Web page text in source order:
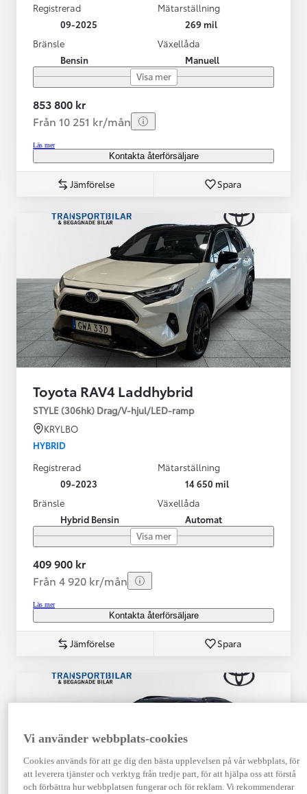
Registrerad
09-2025
Mätarställning
269 mil
Bränsle
Bensin
Växellåda
Manuell
Visa mer
853 800 kr
Från 10 251 kr/mån
Läs mer
Kontakta återförsäljare
Jämförelse Spara
Toyota RAV4 Laddhybrid
STYLE (306hk) Drag/V-hjul/LED-ramp
KRYLBO
HYBRID
Registrerad
09-2023
Mätarställning
14 650 mil
Bränsle
Hybrid Bensin
Växellåda
Automat
Visa mer
409 900 kr
Från 4 920 kr/mån
Läs mer
Kontakta återförsäljare
Jämförelse Spara
Vi använder webbplats-cookies
Cookies används för att ge dig den bästa upplevelsen på vår webbplats, för
att leverera tjänster och verktyg från tredje part, för att hjälpa oss att förstå
och förbättra hur webbplatsen fungerar och för reklam. Vi rekommenderar